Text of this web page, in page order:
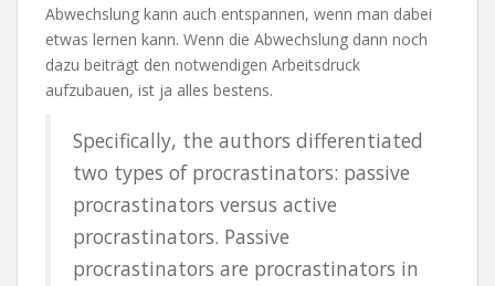
Abwechslung kann auch entspannen, wenn man dabei
etwas lernen kann. Wenn die Abwechslung dann noch
dazu beiträgt den notwendigen Arbeitsdruck
aufzubauen, ist ja alles bestens.
Specifically, the authors differentiated
two types of procrastinators: passive
procrastinators versus active
procrastinators. Passive
procrastinators are procrastinators in